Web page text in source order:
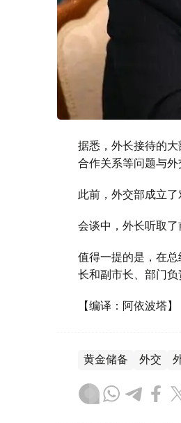
据悉，外长接待的
合作关系等问题与外
此前，外交部成立了
会谈中，外长听取
值得一提的是，在
长和副市长、部门负
【编译：阿依波塔】
黄金储备 外交